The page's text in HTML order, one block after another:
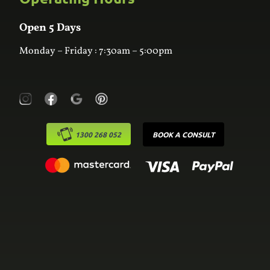
Wardrobes
Laundry
Contact Us
Online Estimator
Open 5 Days
Monday – Friday : 7:30am – 5:00pm
1300 268 052 BOOK A CONSULT